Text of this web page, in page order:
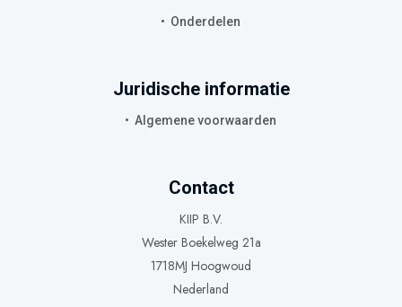
Onderdelen
Juridische informatie
Algemene voorwaarden
Contact
KIIP B.V.
Wester Boekelweg 21a
1718MJ Hoogwoud
Nederland